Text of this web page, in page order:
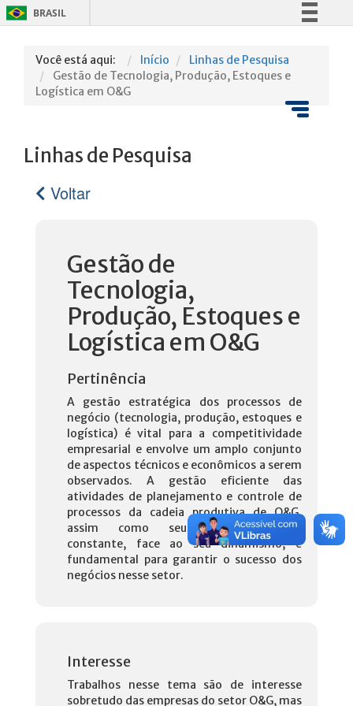
BRASIL
Comunica BR
Participe
Acesso à informação
Você está aqui: Início
Linhas de Pesquisa
Gestão de Tecnologia, Produção, Estoques e
Logística em O&G
Linhas de Pesquisa
Voltar
Gestão de
Tecnologia,
Produção, Estoques e
Logística em O&G
Pertinência
A gestão estratégica dos processos de
negócio (tecnologia, produção, estoques e
logística) é vital para a competitividade
empresarial e envolve um amplo conjunto
de aspectos técnicos e econômicos a serem
observados. A gestão eficiente das
atividades de planejamento e controle de
processos da cadeia produtiva de O&G,
assim como seu aperfeiçoamento
constante, face ao seu dinamismo, é
fundamental para garantir o sucesso dos
negócios nesse setor.
Interesse
Trabalhos nesse tema são de interesse
sobretudo das empresas do setor O&G, mas